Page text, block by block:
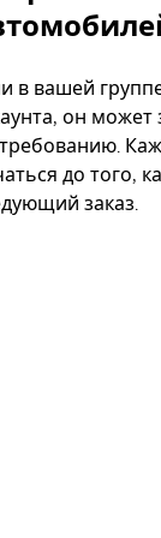
в вашей
он может
до того,
заказ.